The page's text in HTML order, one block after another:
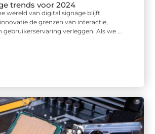
trends voor 2024
wereld van digital signage blijft
de grenzen van interactie,
gebruikerservaring verleggen. Als we ...